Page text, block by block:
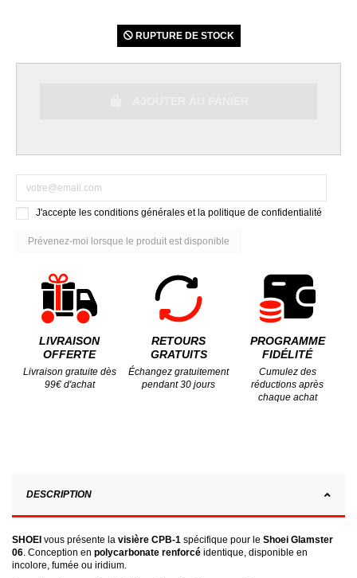
RUPTURE DE STOCK
J'accepte les conditions générales et la politique de confidentialité
LIVRAISON
OFFERTE
Livraison gratuite dès
99€ d'achat
RETOURS
GRATUITS
Échangez gratuitement
pendant 30 jours
PROGRAMME
FIDÉLITÉ
Cumulez des
réductions après
chaque achat
DESCRIPTION
SHOEI vous présente la visière CPB-1 spécifique pour le Shoei Glamster
06. Conception en polycarbonate renforcé identique, disponible en
incolore, fumée ou iridium.